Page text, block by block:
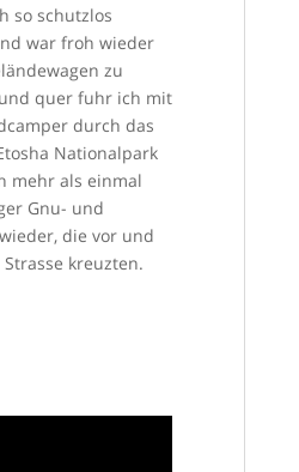
so schutzlos
war froh wieder
zu
quer fuhr ich mit
durch das
Nationalpark
mehr als einmal
Gnu- und
die vor und
kreuzten.